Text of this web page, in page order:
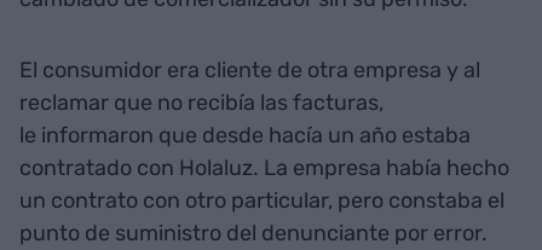
El consumidor era cliente de otra empresa y al
reclamar que no recibía las facturas,
le informaron que desde hacía un año estaba
contratado con Holaluz. La empresa había hecho
un contrato con otro particular, pero constaba el
punto de suministro del denunciante por error.